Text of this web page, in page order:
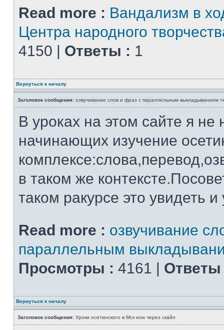
Read more : Вандализм в
Центра народного
4150 | Ответы : 1
Вернуться к началу
Заголовок сообщения: озвучивание слов и фраз с параллельным выкладыванием
В уроках на этом сайте я
начинающих изучение
в таком же
таком ракурсе это увидеть
Read more : озвучивание
параллельным
Просмотры : 4161 | Ответы
Вернуться к началу
Заголовок сообщения: Уроки осетинского в Мск или через скайп